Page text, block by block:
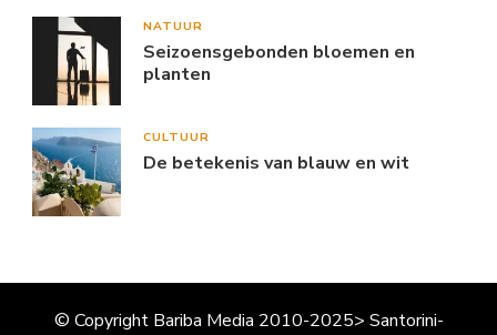
NATUUR
Seizoensgebonden bloemen en
planten
CULTUUR
De betekenis van blauw en wit
© Copyright Bariba Media 2010-2025> Santorini-